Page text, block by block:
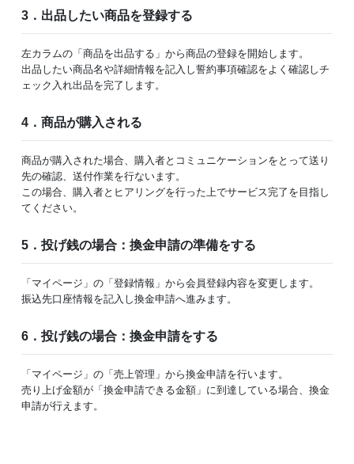
3．出品したい商品を登録する
左カラムの「商品を出品する」から商品の登録を開始します。
出品したい商品名や詳細情報を記入し誓約事項確認をよく確認しチ
ェック入れ出品を完了します。
4．商品が購入される
商品が購入された場合、購入者とコミュニケーションをとって送り
先の確認、送付作業を行ないます。
この場合、購入者とヒアリングを行った上でサービス完了を目指し
てください。
5．投げ銭の場合：換金申請の準備をする
「マイページ」の「登録情報」から会員登録内容を変更します。
振込先口座情報を記入し換金申請へ進みます。
6．投げ銭の場合：換金申請をする
「マイページ」の「売上管理」から換金申請を行います。
売り上げ金額が「換金申請できる金額」に到達している場合、換金
申請が行えます。